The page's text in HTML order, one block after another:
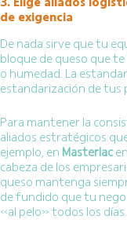
de exigencia
De nada sirve que tu
bloque de queso que te
o humedad. La
estandarización de tus
Para mantener la
aliados estratégicos
ejemplo, en Masterlac
cabeza de los
queso mantenga
de fundido que tu
«al pelo» todos los días.